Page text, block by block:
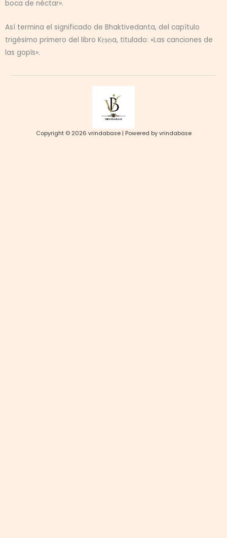
boca de néctar».
Así termina el significado de Bhaktivedanta, del capítulo
trigésimo primero del libro Kṛṣṇa, titulado: «Las canciones de
las gopīs».
Copyright © 2026 vrindabase | Powered by vrindabase